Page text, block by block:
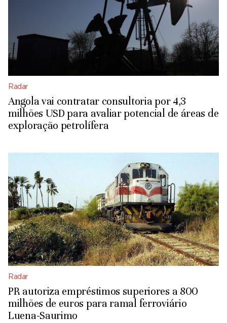
Radar
Angola vai contratar consultoria por 4,3
milhões USD para avaliar potencial de áreas de
exploração petrolífera
Radar
PR autoriza empréstimos superiores a 800
milhões de euros para ramal ferroviário
Luena-Saurimo